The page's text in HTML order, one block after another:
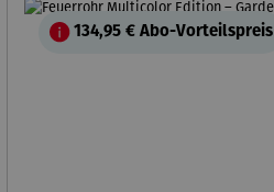
134,95 € Abo-Vorteilspreis